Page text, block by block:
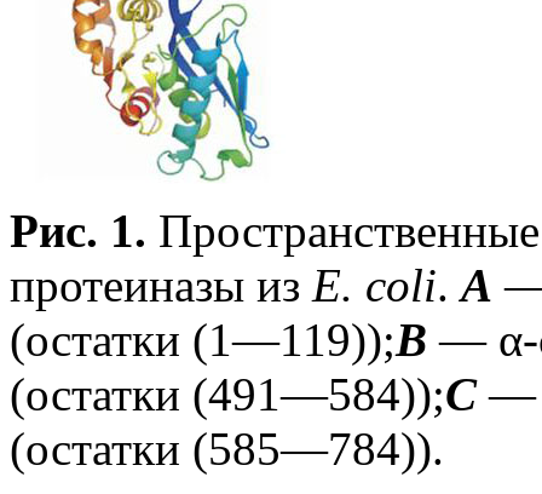
Рис. 1.
протеиназы из E. coli.А —
(остатки (1—119));B — α-
(остатки (491—584));C—
(остатки (585—784)).